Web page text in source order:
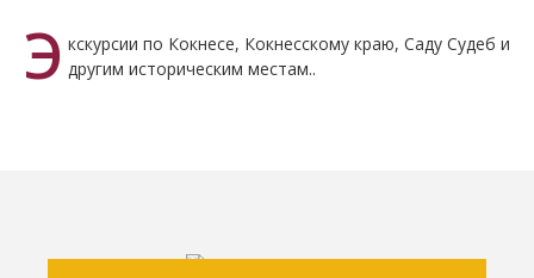
Э кскурсии по Кокнесе, Кокнесскому краю, Саду Судеб и
другим историческим местам..